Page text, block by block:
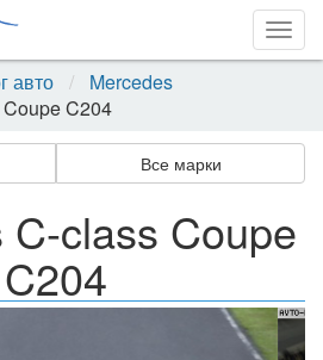
авто
Mercedes
C204
Все марки
C-class Coupe
C204